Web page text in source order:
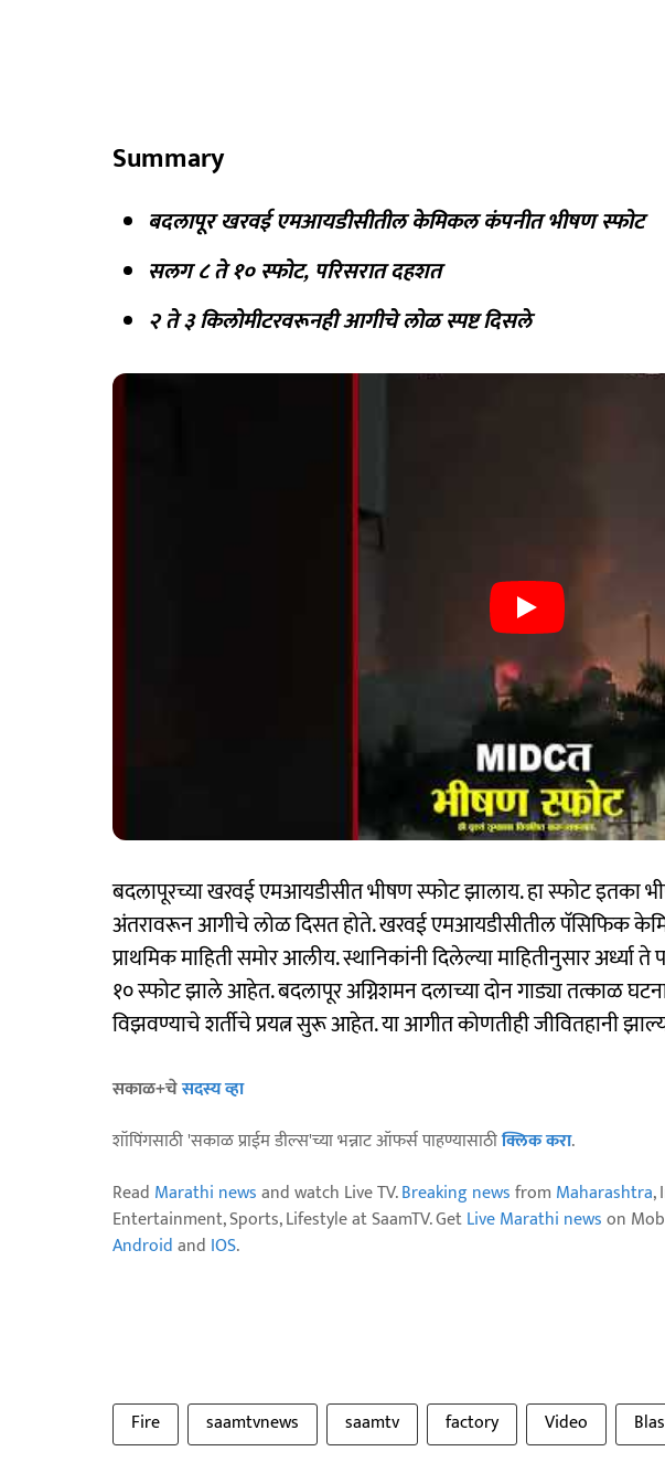
Summary
बदलापूर खरवई एमआयडीसीतील केमिकल कंपनीत भीषण स्फोट
सलग ८ ते १० स्फोट, परिसरात दहशत
२ ते ३ किलोमीटरवरूनही आगीचे लोळ स्पष्ट दिसले
बदलापूरच्या खरवई एमआयडीसीत भीषण स्फोट झालाय. हा स्फोट इतका
अंतरावरून आगीचे लोळ दिसत होते. खरवई एमआयडीसीतील पॅसिफिक
प्राथमिक माहिती समोर आलीय. स्थानिकांनी दिलेल्या माहितीनुसार
१० स्फोट झाले आहेत. बदलापूर अग्निशमन दलाच्या दोन गाड्या तत्काळ
विझवण्याचे शर्तीचे प्रयत्न सुरू आहेत. या आगीत कोणतीही जीवितहानी
सकाळ+चेसदस्य व्हा
शॉपिंगसाठी 'सकाळ प्राईम डील्स'च्या भन्नाट ऑफर्स पाहण्यासाठीक्लिक करा.
Read Marathi newsand watch Live TV.Breaking newsfrom Maharashtra,
Entertainment, Sports, Lifestyle at SaamTV. GetLive Marathi newson
Androidand IOS.
Fire saamtvnews saamtv factory Video